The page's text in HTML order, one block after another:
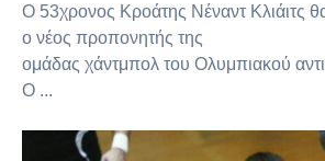
Ο 53χρονος Κροάτης Νέναντ Κλιάιτς θα
ο νέος προπονητής της
ομάδας χάντμπολ του Ολυμπιακού
Ο ...